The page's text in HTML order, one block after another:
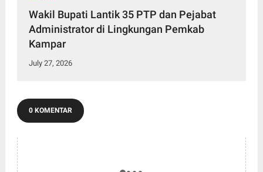
Wakil Bupati Lantik 35 PTP dan Pejabat
Administrator di Lingkungan Pemkab
Kampar
July 27, 2026
0 KOMENTAR